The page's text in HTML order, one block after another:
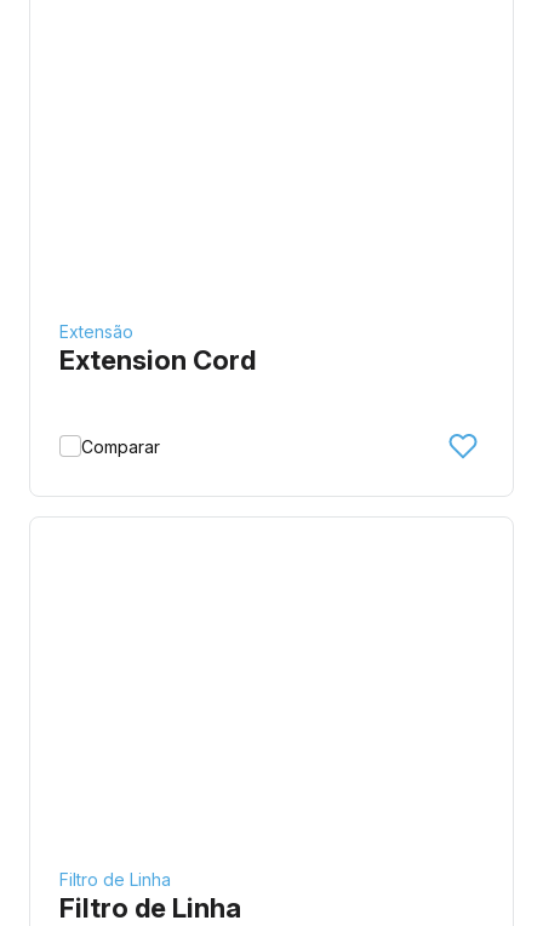
Extensão
Extension Cord
Comparar
Filtro de Linha
Filtro de Linha